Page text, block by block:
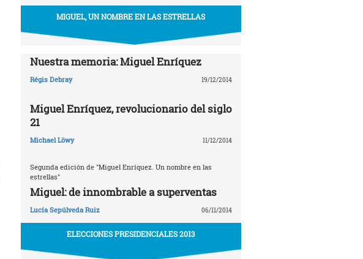
MIGUEL, UN NOMBRE EN LAS ESTRELLAS
Nuestra memoria: Miguel Enríquez
Régis Debray 19/12/2014
Miguel Enríquez, revolucionario del siglo
21
Michael Löwy 11/12/2014
Segunda edición de "Miguel Enríquez. Un nombre en las
estrellas"
Miguel: de innombrable a superventas
Lucía Sepúlveda Ruiz 06/11/2014
ELECCIONES PRESIDENCIALES 2013